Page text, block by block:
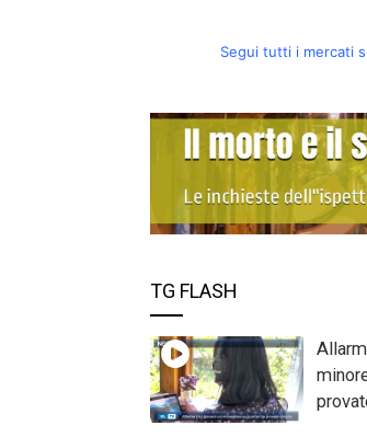
Segui tutti i mercati
TG FLASH